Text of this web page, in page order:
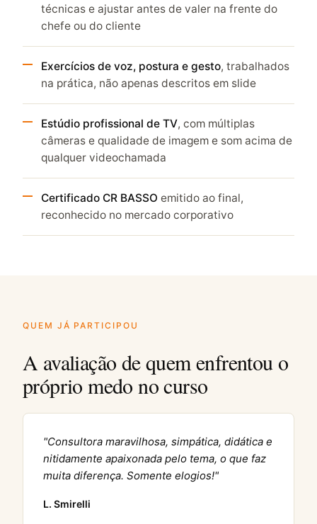
técnicas e ajustar antes de valer na frente do
chefe ou do cliente
Exercícios de voz, postura e gesto, trabalhados
na prática, não apenas descritos em slide
Estúdio profissional de TV, com múltiplas
câmeras e qualidade de imagem e som acima de
qualquer videochamada
Certificado CR BASSO emitido ao final,
reconhecido no mercado corporativo
QUEM JÁ PARTICIPOU
A avaliação de quem enfrentou o
próprio medo no curso
"Consultora maravilhosa, simpática, didática e
nitidamente apaixonada pelo tema, o que faz
muita diferença. Somente elogios!"
L. Smirelli